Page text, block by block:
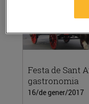
Festa de Sant
gastronomia
16/de gener/2017